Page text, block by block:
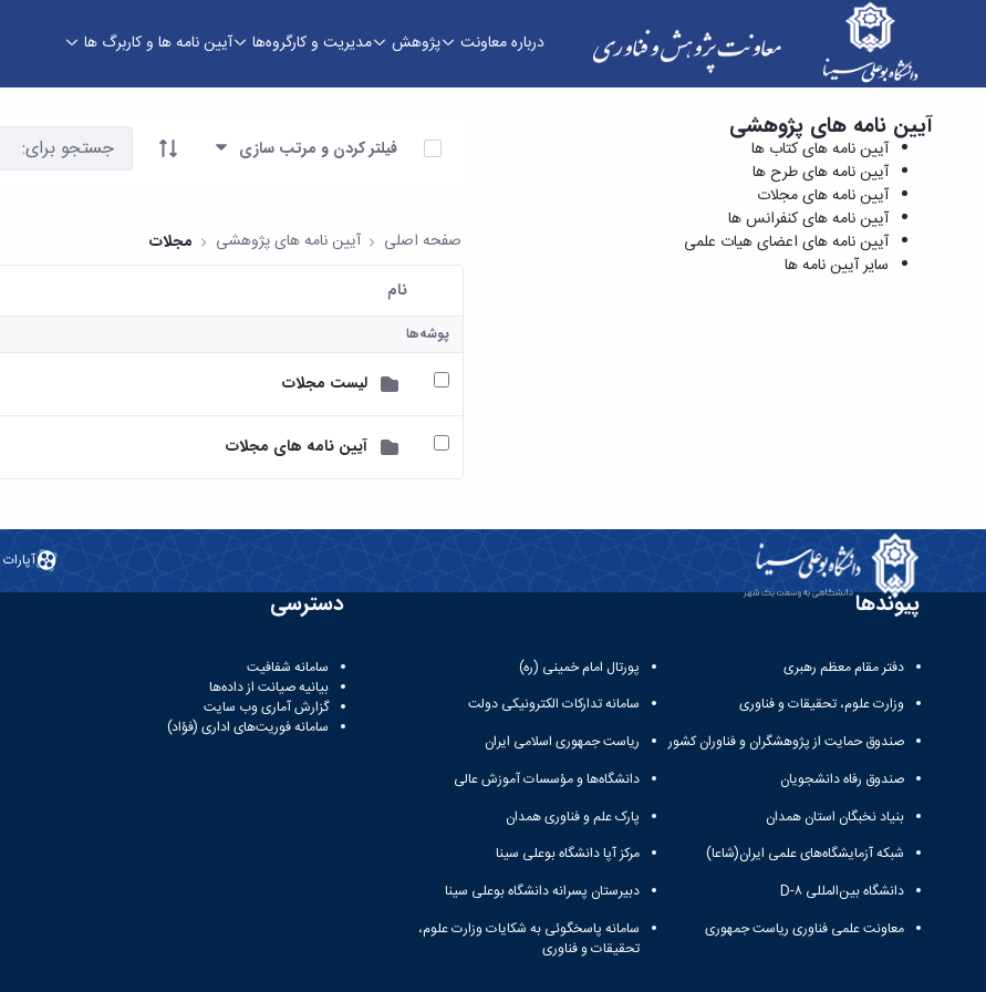
درباره معاونت پژوهش مدیریت و کارگروه‌ها آیین نامه ها و کاربرگ ها
آیین نامه های کنفرانس ها - معاونت پژوهش و فناوری
آیین نامه های پژوهشی
آیین نامه های کتاب ها
آیین نامه های طرح ها
آیین نامه های مجلات
آیین نامه های کنفرانس ها
آیین نامه های اعضای هیات علمی
سایر آیین نامه ها
آیتم ها را انتخاب کنید
فیلتر کردن و مرتب سازی
صفحه اصلی آیین نامه های پژوهشی مجلات
کاربر انتخاب شده
نام
پوشه‌ها
لیست مجلات
آیین نامه های مجلات
آپارات
پیوندها
دفتر مقام معظم رهبری
وزارت علوم، تحقیقات و فناوری
صندوق حمایت از پژوهشگران و فناوران کشور
صندوق رفاه دانشجویان
بنیاد نخبگان استان همدان
شبکه آزمایشگاه‌های علمی ایران(شاعا)
دانشگاه بین‌المللی D-۸
معاونت علمی فناوری ریاست جمهوری
پورتال امام خمینی (ره)
سامانه تدارکات الکترونیکی دولت
ریاست جمهوری اسلامی ایران
دانشگاه‌ها و مؤسسات آموزش عالی
پارک علم و فناوری همدان
مرکز آپا دانشگاه بوعلی سینا
دبیرستان پسرانه دانشگاه بوعلی سینا
سامانه پاسخگوئی به شکایات وزارت علوم،
تحقیقات و فناوری
دسترسی
سامانه شفافیت
بیانیه صیانت از داده‌ها
گزارش آماری وب‌ سایت
سامانه فوریت‌های اداری (فؤاد)